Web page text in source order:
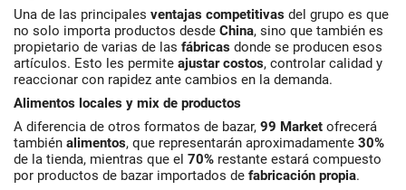
Una de las principales ventajas competitivas del grupo es que
no solo importa productos desde China, sino que también es
propietario de varias de las fábricas donde se producen esos
artículos. Esto les permite ajustar costos, controlar calidad y
reaccionar con rapidez ante cambios en la demanda.
Alimentos locales y mix de productos
A diferencia de otros formatos de bazar, 99 Market ofrecerá
también alimentos, que representarán aproximadamente 30%
de la tienda, mientras que el 70% restante estará compuesto
por productos de bazar importados de fabricación propia.